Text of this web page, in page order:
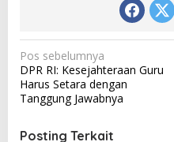
N
a
v
Pos sebelumnya
DPR RI: Kesejahteraan Guru
Harus Setara dengan
Tanggung Jawabnya
Posting Terkait